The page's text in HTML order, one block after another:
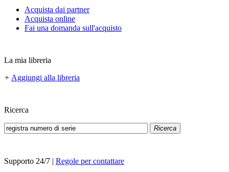
Acquista dai partner
Acquista online
Fai una domanda sull'acquisto
La mia libreria
+ Aggiungi alla libreria
Ricerca
Ricerca
Supporto 24/7 | Regole per contattare